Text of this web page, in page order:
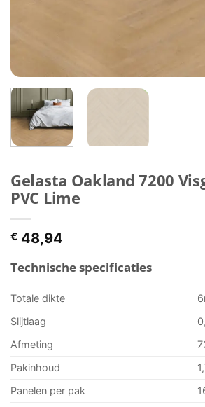
Gelasta Oakland 7200
PVC Lime
€ 48,94
Technische specificaties
Totale dikte
Slijtlaag
Afmeting
Pakinhoud
Panelen per pak